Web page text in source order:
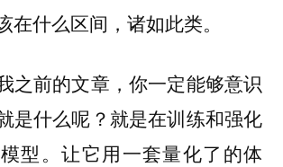
在什么区间，诸如此类。
之前的文章，你一定能够意识
是什么呢？就是在训练和强化
型。让它用一套量化了的体